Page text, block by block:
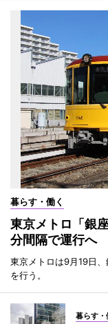
暮らす・働く
東京メトロ「銀
分間隔で運行へ
東京メトロは9月19日
を行う。
暮らす・